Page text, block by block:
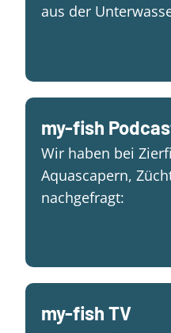
aus der
my-fish
Wir haben bei
Aquascapern,
nachgefragt:
my-fish TV